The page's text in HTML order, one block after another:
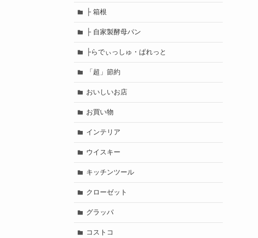
├ 箱根
├ 自家製酵母パン
├らでぃっしゅ・ぱれっと
「超」節約
おいしいお店
お買い物
インテリア
ウイスキー
キッチンツール
クローゼット
グラッパ
コストコ